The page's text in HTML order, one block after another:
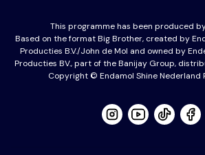
This programme has been produced
Based on the format Big Brother, created by
Producties B.V./John de Mol and owned by
Producties BV., part of the Banijay Group,
Copyright © Endamol Shine Nederland